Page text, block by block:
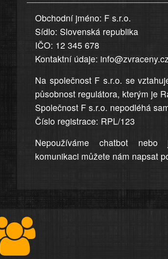
uvedena,
jsou
přesná
a
úplná
Obchodní jméno: F s.r.o.
Sídlo: Slovenská republika
IČO: 12 345 678
Kontaktní údaje: info@zvraceny.cz
Na společnost F s.r.o. se
působnost regulátora, kterým je
Společnost F s.r.o. nepodléhá
Číslo registrace: RPL/123
Nepoužíváme chatbot
komunikaci můžete nám napsat